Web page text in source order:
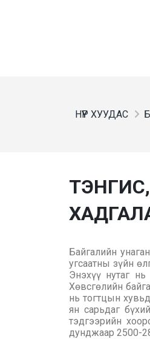
НҮҮР ХУУДАС
Байгалийн
угсаатны зүйн
Энэхүү нутаг
Хөвсгөлийн
нь тогтцын
ян сарьдаг
тэдгээрийн
дунджаар 2500-